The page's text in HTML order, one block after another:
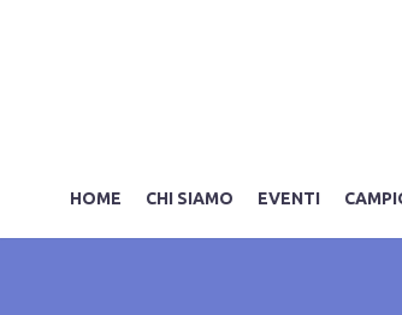
HOME CHI SIAMO EVENTI